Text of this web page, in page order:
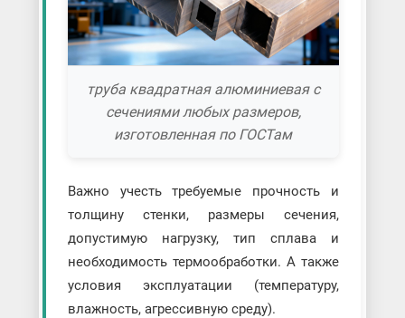
труба квадратная алюминиевая с
сечениями любых размеров,
изготовленная по ГОСТам
Важно учесть требуемые прочность и
толщину стенки, размеры сечения,
допустимую нагрузку, тип сплава и
необходимость термообработки. А также
условия эксплуатации (температуру,
влажность, агрессивную среду).